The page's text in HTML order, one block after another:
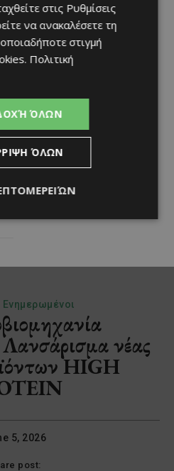
ΜΈΝΟΥΜΕ ΕΝΗΜΕΡΩΜΈΝΟΙ
Επένδυση €31 εκατ. για
εκσυγχρονισμό των
Υπηρεσιών Κοινωνικής
Ευημερίας
Συνοχής «ΘΑΛΕΙΑ2021-2027», με
τη συγχρηματοδότησης της ΕΕ
στις Ρυθμίσεις
να ανακαλέσετε τη
στιγμή
. Πολιτική
ΌΛΩΝ
ΌΛΩΝ